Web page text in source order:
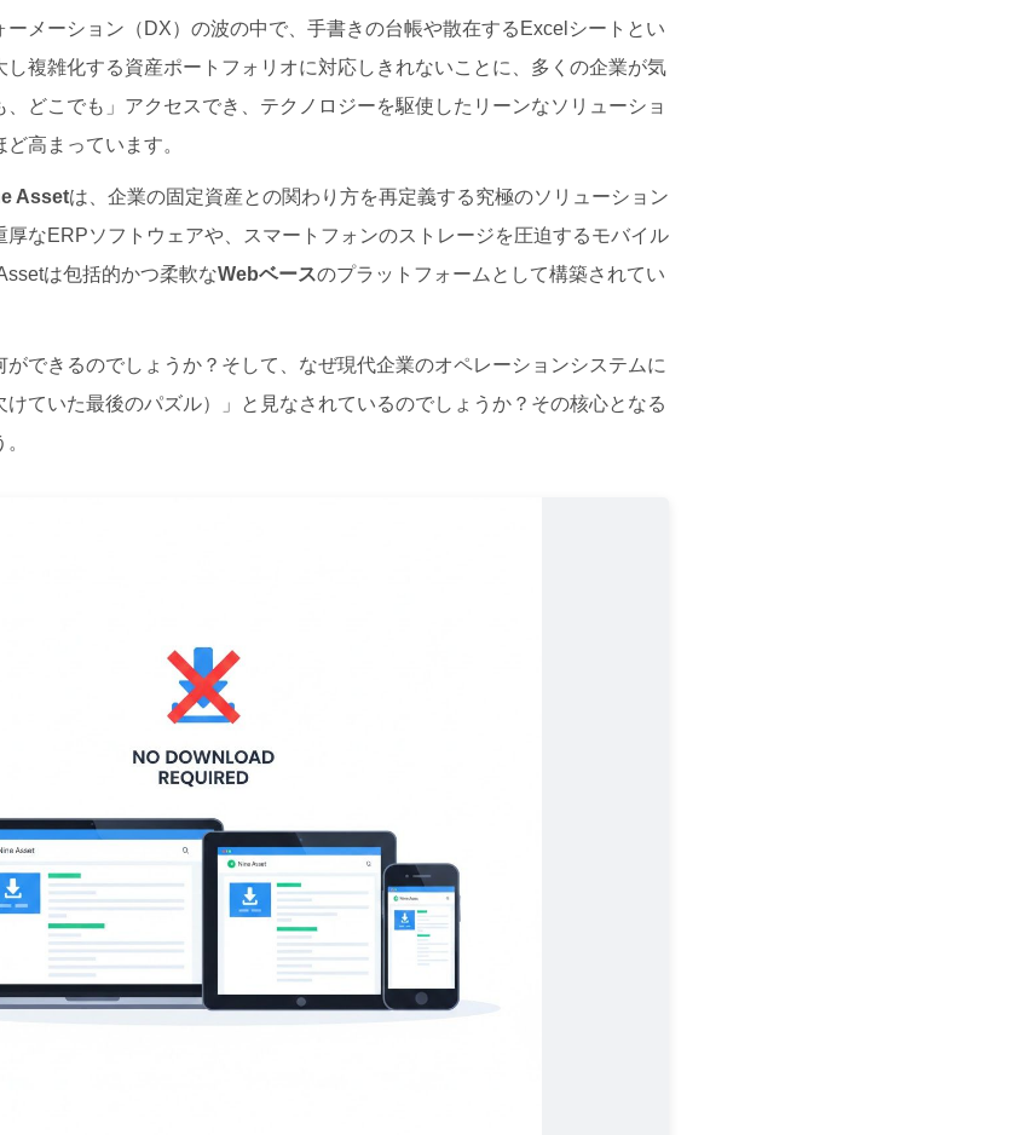
メーション（DX）の波の中で、手書きの台帳や散在するExcelシートとい
し複雑化する資産ポートフォリオに対応しきれないことに、多くの企業が気
どこでも」アクセスでき、テクノロジーを駆使したリーンなソリューショ
高まっています。
Assetは、企業の固定資産との関わり方を再定義する究極のソリューション
厚なERPソフトウェアや、スマートフォンのストレージを圧迫するモバイル
は包括的かつ柔軟なWebベースのプラットフォームとして構築されてい
できるのでしょうか？そして、なぜ現代企業のオペレーションシステムに
ていた最後のパズル）」と見なされているのでしょうか？その核心となる